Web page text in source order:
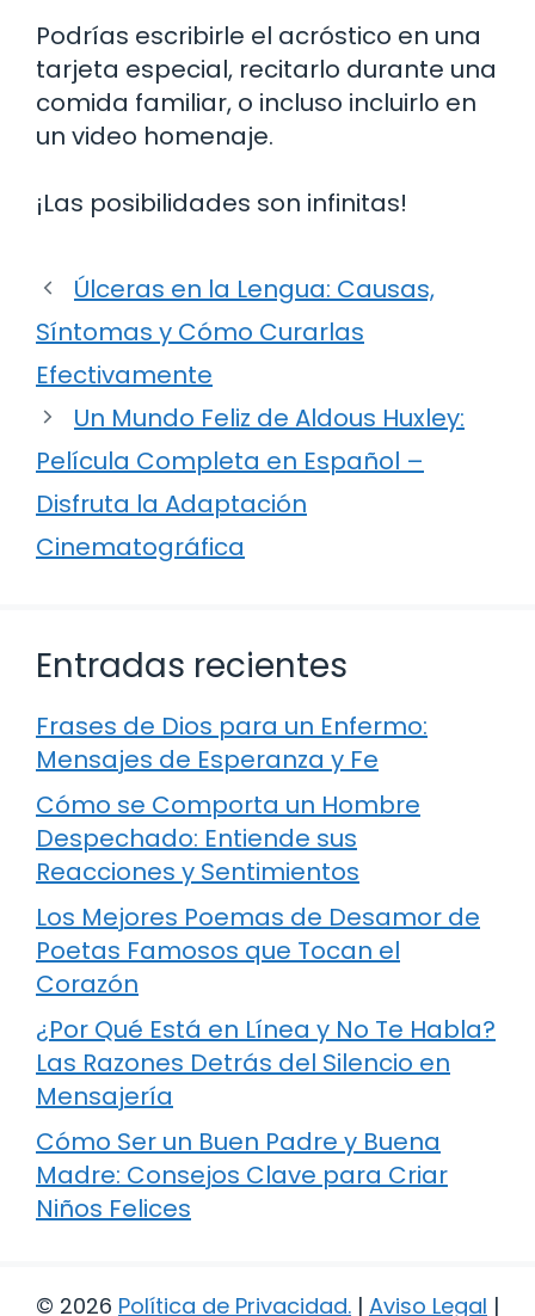
Podrías escribirle el acróstico en una
tarjeta especial, recitarlo durante una
comida familiar, o incluso incluirlo en
un video homenaje.
¡Las posibilidades son infinitas!
Úlceras en la Lengua: Causas,
Síntomas y Cómo Curarlas
Efectivamente
Un Mundo Feliz de Aldous Huxley:
Película Completa en Español –
Disfruta la Adaptación
Cinematográfica
Entradas recientes
Frases de Dios para un Enfermo:
Mensajes de Esperanza y Fe
Cómo se Comporta un Hombre
Despechado: Entiende sus
Reacciones y Sentimientos
Los Mejores Poemas de Desamor de
Poetas Famosos que Tocan el
Corazón
¿Por Qué Está en Línea y No Te Habla?
Las Razones Detrás del Silencio en
Mensajería
Cómo Ser un Buen Padre y Buena
Madre: Consejos Clave para Criar
Niños Felices
© 2026 Política de Privacidad. | Aviso Legal |